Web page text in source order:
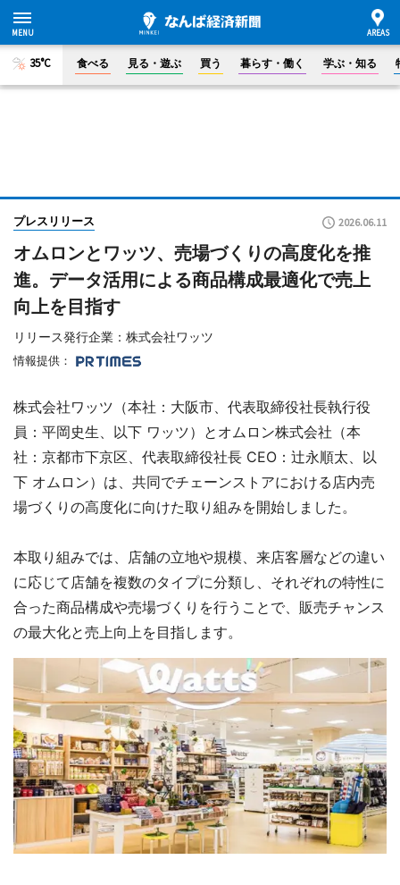
35°C 食べる 見る・遊ぶ 買う 暮らす・働く 学ぶ・知る
プレスリリース 2026.06.11
オムロンとワッツ、売場づくりの高度化を推
進。データ活用による商品構成最適化で売上
向上を目指す
リリース発行企業：株式会社ワッツ
情報提供：
株式会社ワッツ（本社：大阪市、代表取締役社長執行役
員：平岡史生、以下 ワッツ）とオムロン株式会社（本
社：京都市下京区、代表取締役社長 CEO：辻永順太、以
下 オムロン）は、共同でチェーンストアにおける店内売
場づくりの高度化に向けた取り組みを開始しました。
本取り組みでは、店舗の立地や規模、来店客層などの違い
に応じて店舗を複数のタイプに分類し、それぞれの特性に
合った商品構成や売場づくりを行うことで、販売チャンス
の最大化と売上向上を目指します。